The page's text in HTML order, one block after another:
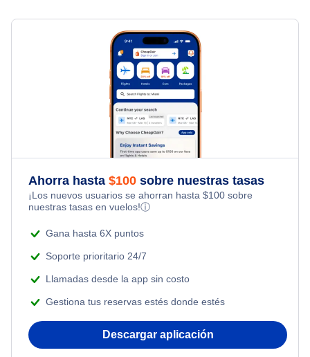
Flights to South Pacific
Business Class Flights
Flights Under $49
Flights Under $99
Flights Under $199
Kid Friendly Vacations
Honeymoon Vacations
Adventure Vacations
Hotels Under $80
Barato Hoteles en West Palm Beach
West Palm Beach Alquiler de coches
West Palm Beach Paquetes de vacaciones
Ahorra hasta $100 sobre nuestras tasas
¡Los nuevos usuarios se ahorran hasta $100 sobre
nuestras tasas en vuelos!ⓘ
Gana hasta 6X puntos
Soporte prioritario 24/7
Llamadas desde la app sin costo
Gestiona tus reservas estés donde estés
Descargar aplicación